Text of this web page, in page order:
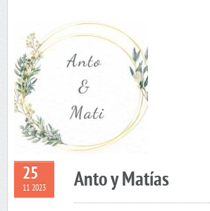
25
11 2023 Anto y Matías